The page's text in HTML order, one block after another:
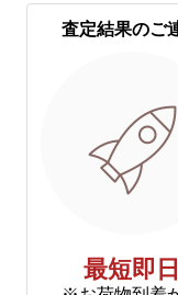
査定結果のご
最短即日